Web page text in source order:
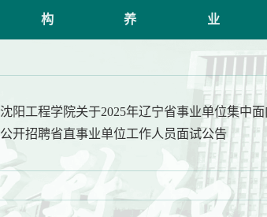
构
养
业
沈阳工程学院关于2025年辽宁省事业单位集中
公开招聘省直事业单位工作人员面试公告